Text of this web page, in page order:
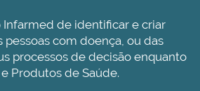
de identificar e criar
com doença, ou das
processos de decisão enquanto
Produtos de Saúde.